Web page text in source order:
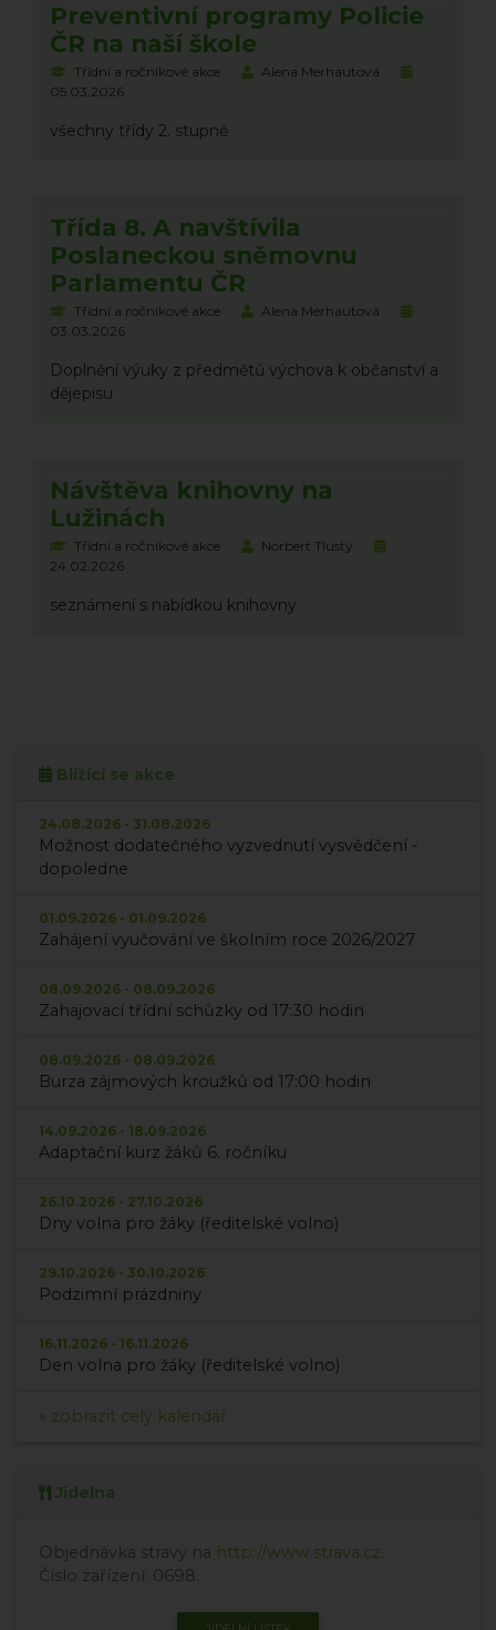
Preventivní programy Policie
ČR na naší škole
Třídní a ročníkové akce
Alena Merhautová
05.03.2026
všechny třídy 2. stupně
Třída 8. A navštívila
Poslaneckou sněmovnu
Parlamentu ČR
Třídní a ročníkové akce
Alena Merhautová
03.03.2026
Doplnění výuky z předmětů výchova k občanství a
dějepisu
Návštěva knihovny na
Lužinách
Třídní a ročníkové akce
Norbert Tlustý
24.02.2026
seznámení s nabídkou knihovny
Blížící se akce
24.08.2026 - 31.08.2026
Možnost dodatečného vyzvednutí vysvědčení -
dopoledne
01.09.2026 - 01.09.2026
Zahájení vyučování ve školním roce 2026/2027
08.09.2026 - 08.09.2026
Zahajovací třídní schůzky od 17:30 hodin
08.09.2026 - 08.09.2026
Burza zájmových kroužků od 17:00 hodin
14.09.2026 - 18.09.2026
Adaptační kurz žáků 6. ročníku
26.10.2026 - 27.10.2026
Dny volna pro žáky (ředitelské volno)
29.10.2026 - 30.10.2026
Podzimní prázdniny
16.11.2026 - 16.11.2026
Den volna pro žáky (ředitelské volno)
» zobrazit celý kalendář
Jídelna
Objednávka stravy na http://www.strava.cz
Číslo zařízení: 0698.